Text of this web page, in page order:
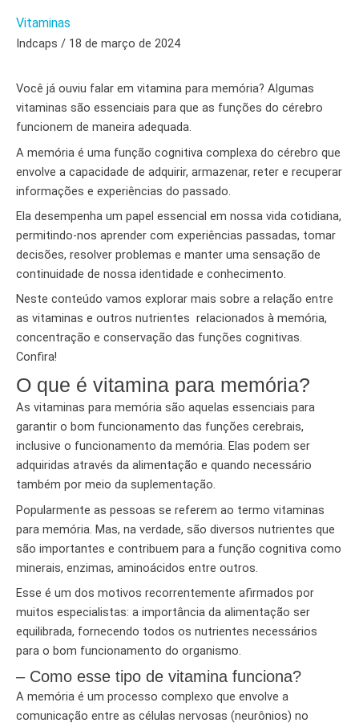
Vitaminas
Indcaps / 18 de março de 2024
Você já ouviu falar em vitamina para memória? Algumas
vitaminas são essenciais para que as funções do cérebro
funcionem de maneira adequada.
A memória é uma função cognitiva complexa do cérebro que
envolve a capacidade de adquirir, armazenar, reter e recuperar
informações e experiências do passado.
Ela desempenha um papel essencial em nossa vida cotidiana,
permitindo-nos aprender com experiências passadas, tomar
decisões, resolver problemas e manter uma sensação de
continuidade de nossa identidade e conhecimento.
Neste conteúdo vamos explorar mais sobre a relação entre
as vitaminas e outros nutrientes relacionados à memória,
concentração e conservação das funções cognitivas.
Confira!
O que é vitamina para memória?
As vitaminas para memória são aquelas essenciais para
garantir o bom funcionamento das funções cerebrais,
inclusive o funcionamento da memória. Elas podem ser
adquiridas através da alimentação e quando necessário
também por meio da suplementação.
Popularmente as pessoas se referem ao termo vitaminas
para memória. Mas, na verdade, são diversos nutrientes que
são importantes e contribuem para a função cognitiva como
minerais, enzimas, aminoácidos entre outros.
Esse é um dos motivos recorrentemente afirmados por
muitos especialistas: a importância da alimentação ser
equilibrada, fornecendo todos os nutrientes necessários
para o bom funcionamento do organismo.
– Como esse tipo de vitamina funciona?
A memória é um processo complexo que envolve a
comunicação entre as células nervosas (neurônios) no